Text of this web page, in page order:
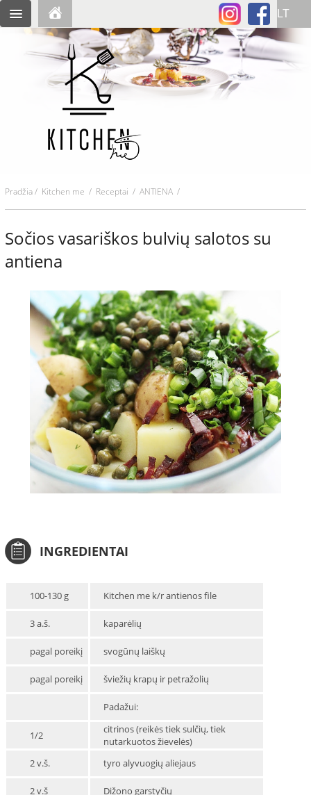
Pradžia/ Kitchen me / Receptai / ANTIENA /
Sočios vasariškos bulvių salotos su
antiena
INGREDIENTAI
100-130 g Kitchen me k/r antienos file
3 a.š. kaparėlių
pagal poreikį svogūnų laiškų
pagal poreikį šviežių krapų ir petražolių
Padažui:
1/2
citrinos (reikės tiek sulčių, tiek
nutarkuotos žievelės)
2 v.š.
tyro alyvuogių aliejaus
2 v.š Dižono garstyčių